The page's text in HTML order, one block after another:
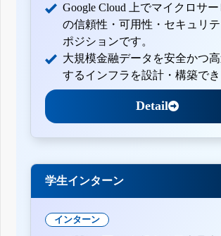
Google Cloud 上でマイクロサ
の信頼性・可用性・セキュリテ
ポジションです。
大規模金融データを安全かつ
するインフラを設計・構築でき
Detail
学生インターン
インターン